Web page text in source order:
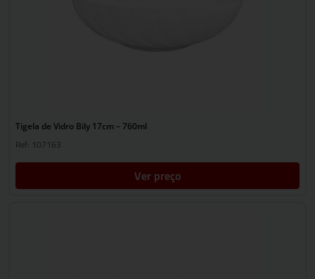
Tigela de Vidro Bily 17cm – 760ml
Ref: 107163
Ver preço